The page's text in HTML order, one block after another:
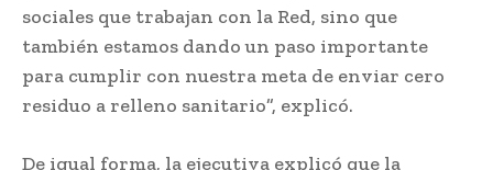
sociales que trabajan con la Red, sino que
también estamos dando un paso importante
para cumplir con nuestra meta de enviar cero
residuo a relleno sanitario”, explicó.
De igual forma, la ejecutiva explicó que la